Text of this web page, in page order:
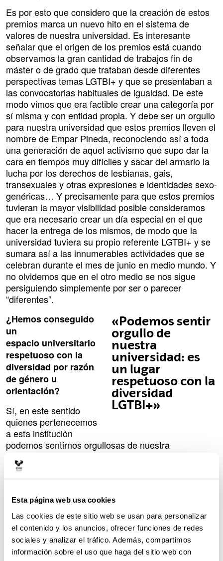
Esta página web usa cookies
Las cookies de este sitio web se usan para personalizar
el contenido y los anuncios, ofrecer funciones de redes
sociales y analizar el tráfico. Además, compartimos
información sobre el uso que haga del sitio web con
Es por esto que considero que la creación de estos
premios marca un nuevo hito en el sistema de
valores de nuestra universidad. Es interesante
señalar que el origen de los premios está cuando
observamos la gran cantidad de trabajos fin de
máster o de grado que trataban desde diferentes
perspectivas temas LGTBI+ y que se presentaban a
las convocatorias habituales de igualdad. De este
modo vimos que era factible crear una categoría por
sí misma y con entidad propia. Y debe ser un orgullo
para nuestra universidad que estos premios lleven el
nombre de Empar Pineda, reconociendo así a toda
una generación de aquel activismo que supo dar la
cara en tiempos muy difíciles y sacar del armario la
lucha por los derechos de lesbianas, gais,
transexuales y otras expresiones e identidades sexo-
genéricas… Y precisamente para que estos premios
tuvieran la mayor visibilidad posible consideramos
que era necesario crear un día especial en el que
hacer la entrega de los mismos, de modo que la
universidad tuviera su propio referente LGTBI+ y se
sumara así a las innumerables actividades que se
celebran durante el mes de junio en medio mundo. Y
no olvidemos que en el otro medio se nos sigue
persiguiendo simplemente por ser o parecer
“diferentes”.
«Podemos sentir
orgullo de
nuestra
universidad: es
un lugar
respetuoso con la
diversidad
LGTBI+»
¿Hemos conseguido
un
espacio universitario
respetuoso con la
diversidad por razón
de género u
orientación?
Sí, en este sentido
quienes pertenecemos
a esta institución
podemos sentirnos orgullosas de nuestra
un lugar respetuoso con la diversidad LGTBI+.
Siempre hay alguna excepción, pero no deja de ser
Hemos tenido la suerte de que la UPV/EHU contara
con algunas pioneras a la hora de incorporar, y de
forma interdisciplinar, los estudios de la mujer,
llamados de género después, y que además
lucharan por la igualdad en todos los ámbitos,